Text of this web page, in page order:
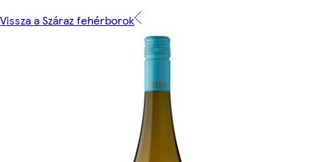
Vissza a Száraz fehérborok